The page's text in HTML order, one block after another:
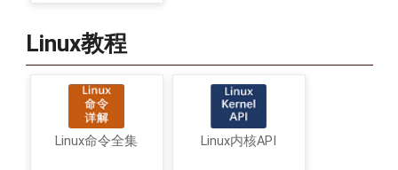
Linux教程
Linux命令全集 Linux内核API